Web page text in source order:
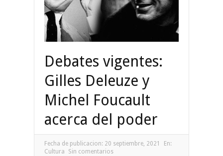
Debates vigentes:
Gilles Deleuze y
Michel Foucault
acerca del poder
Fecha de publicacion: 20 septiembre, 2021
En:
Cultura
Sin comentarios